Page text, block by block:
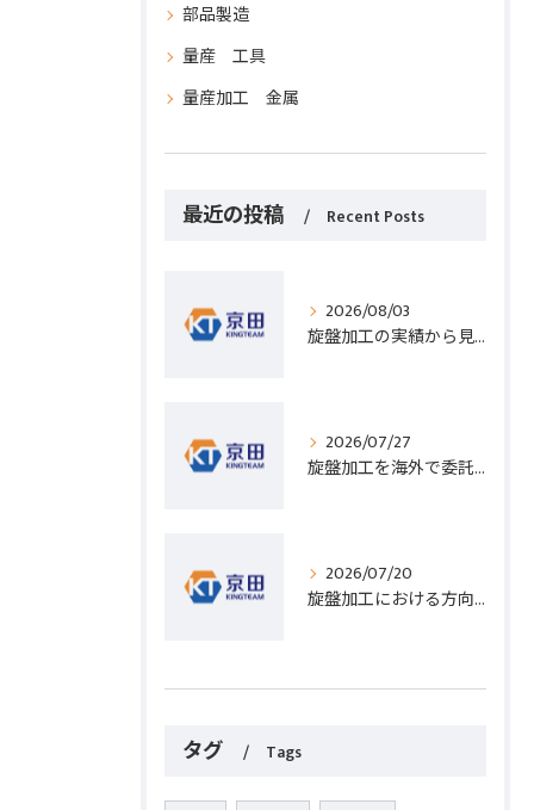
部品製造
量産 工具
量産加工 金属
最近の投稿 Recent Posts
2026/08/03
旋盤加工の実績から見る発注先選びと人材事情のポイントを詳しく解説
2026/07/27
旋盤加工を海外で委託する際のコスト削減と高精度実現のポイント
2026/07/20
旋盤加工における方向設定の基礎と実践的な加工手順のポイント
タグ Tags